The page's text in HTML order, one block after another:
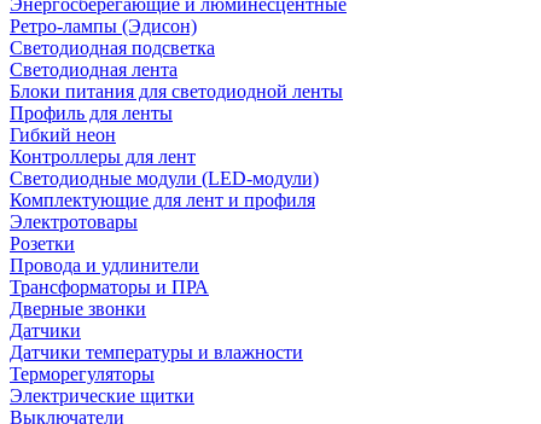
Энергосберегающие и люминесцентные
Ретро-лампы (Эдисон)
Светодиодная подсветка
Светодиодная лента
Блоки питания для светодиодной ленты
Профиль для ленты
Гибкий неон
Контроллеры для лент
Светодиодные модули (LED-модули)
Комплектующие для лент и профиля
Электротовары
Розетки
Провода и удлинители
Трансформаторы и ПРА
Дверные звонки
Датчики
Датчики температуры и влажности
Терморегуляторы
Электрические щитки
Выключатели